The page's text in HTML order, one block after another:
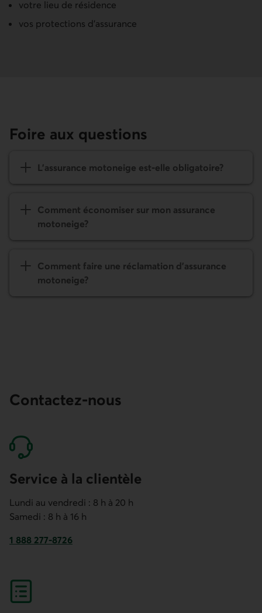
votre lieu de résidence
vos protections d'assurance
Foire aux questions
L’assurance motoneige est-elle obligatoire?
Comment économiser sur mon assurance
motoneige?
Comment faire une réclamation d'assurance
motoneige?
Contactez-nous
Service à la clientèle
Lundi au vendredi : 8 h à 20 h
Samedi : 8 h à 16 h
1 888 277-8726